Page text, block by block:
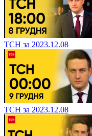
ТСН за 2023.12.08
ТСН за 2023.12.08